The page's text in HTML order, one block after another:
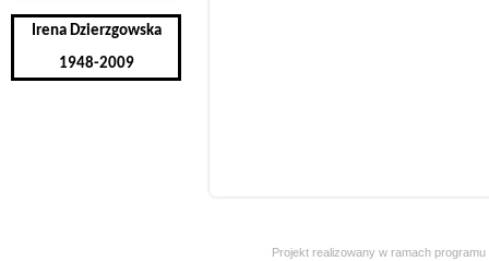
Irena Dzierzgowska
1948-2009
Projekt realizowany w ramach